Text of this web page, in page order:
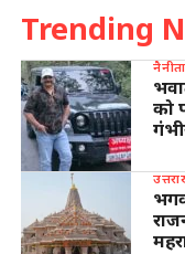
Trending
को